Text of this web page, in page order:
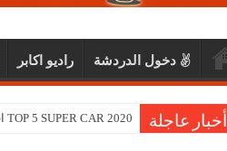
دخول الدردشة راديو اكابر
أخبار عاجلة TOP 5 SUPER CAR 2020 اقوى و اسرع خمس سيارات لعام 2020